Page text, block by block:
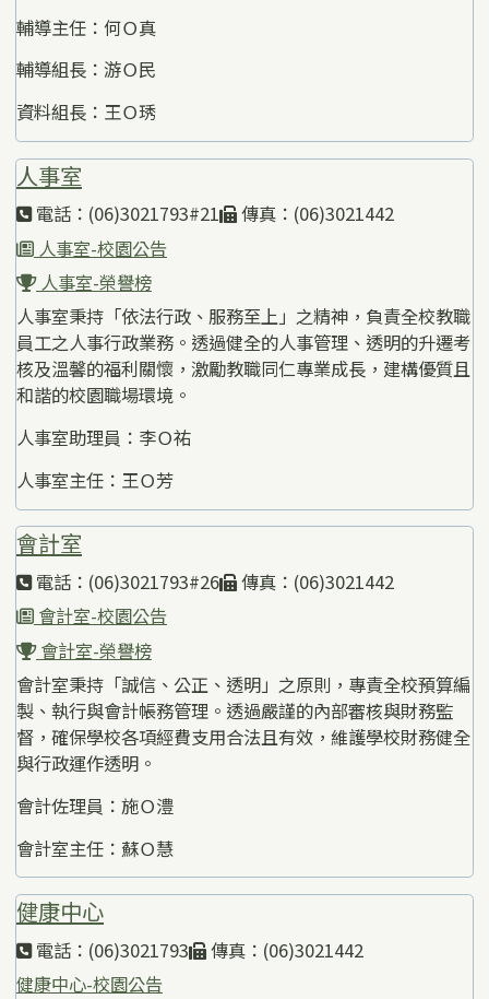
輔導主任：何Ｏ真
輔導組長：游Ｏ民
資料組長：王Ｏ琇
人事室
電話：(06)3021793#21
傳真：(06)3021442
人事室-校園公告
人事室-榮譽榜
人事室秉持「依法行政、服務至上」之精神，負責全校教職
員工之人事行政業務。透過健全的人事管理、透明的升遷考
核及溫馨的福利關懷，激勵教職同仁專業成長，建構優質且
和諧的校園職場環境。
人事室助理員：李Ｏ祐
人事室主任：王Ｏ芳
會計室
電話：(06)3021793#26
傳真：(06)3021442
會計室-校園公告
會計室-榮譽榜
會計室秉持「誠信、公正、透明」之原則，專責全校預算編
製、執行與會計帳務管理。透過嚴謹的內部審核與財務監
督，確保學校各項經費支用合法且有效，維護學校財務健全
與行政運作透明。
會計佐理員：施Ｏ澧
會計室主任：蘇Ｏ慧
健康中心
電話：(06)3021793
傳真：(06)3021442
健康中心-校園公告